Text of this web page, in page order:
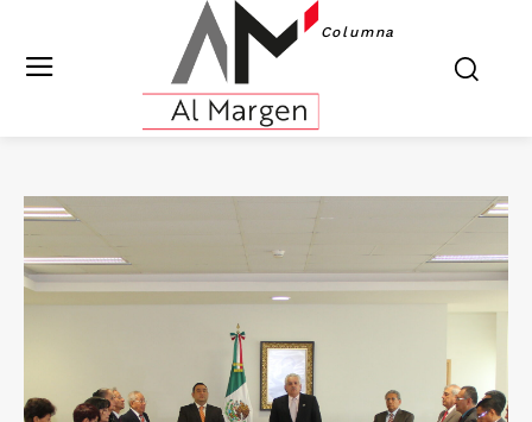
Columna